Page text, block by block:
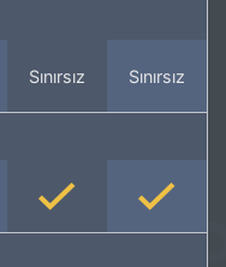
Sınırsız Sınırsız